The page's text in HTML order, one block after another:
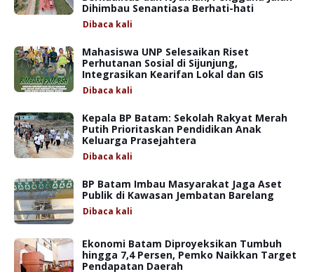
Dihimbau Senantiasa Berhati-hati
Dibaca kali
Mahasiswa UNP Selesaikan Riset
Perhutanan Sosial di Sijunjung,
Integrasikan Kearifan Lokal dan GIS
Dibaca kali
Kepala BP Batam: Sekolah Rakyat Merah
Putih Prioritaskan Pendidikan Anak
Keluarga Prasejahtera
Dibaca kali
BP Batam Imbau Masyarakat Jaga Aset
Publik di Kawasan Jembatan Barelang
Dibaca kali
Ekonomi Batam Diproyeksikan Tumbuh
hingga 7,4 Persen, Pemko Naikkan Target
Pendapatan Daerah